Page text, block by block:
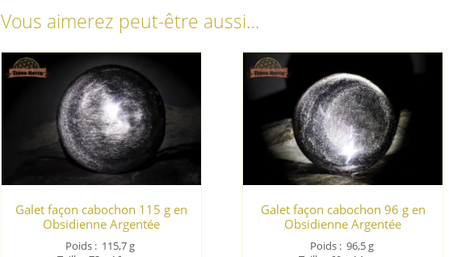
Vous aimerez peut-être aussi…
Galet façon cabochon 115 g en
Obsidienne Argentée
Poids : 115,7 g
Galet façon cabochon 96 g en
Obsidienne Argentée
Poids : 96,5 g